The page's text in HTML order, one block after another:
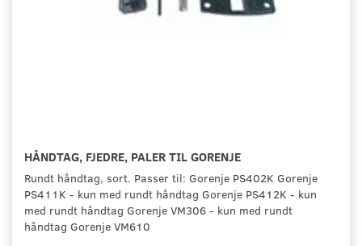
HÅNDTAG, FJEDRE, PALER TIL GORENJE
Rundt håndtag, sort. Passer til: Gorenje PS402K Gorenje
PS411K - kun med rundt håndtag Gorenje PS412K - kun
med rundt håndtag Gorenje VM306 - kun med rundt
håndtag Gorenje VM610